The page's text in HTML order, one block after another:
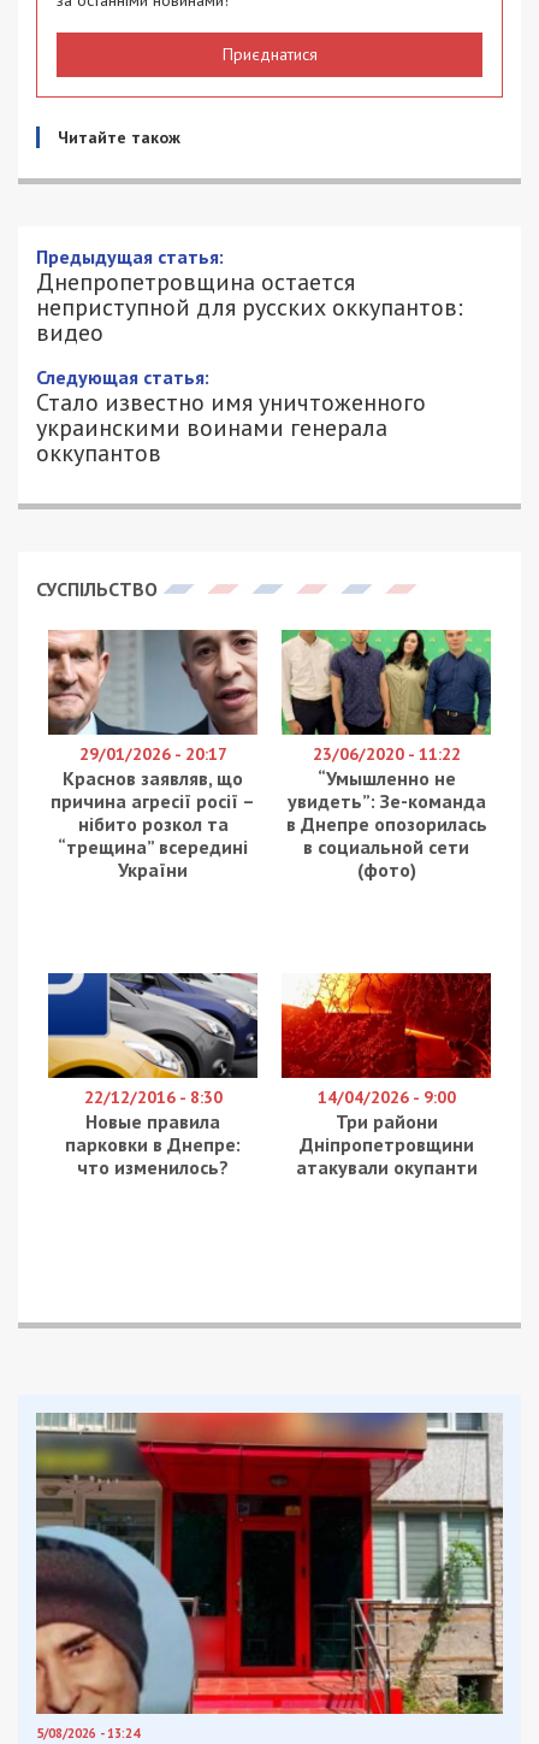
Приєднатися
Читайте також
Днепропетровщина остается
неприступной для русских оккупантов:
видео
15/03/2022 - 16:48
АЛЕКСЕЙ ВАЛЕНКО - СПЕЦИАЛЬНО
ДЛЯ 49000.COM.UA
остается неприступной для русских оккупантов.
фронта – северный, южный и зону ООС. Об этом
Днепра Геннадий Корбан.
По его словам, ситуация в регионе стабильна –
Днепропетровщина имела больше всех времени,
чтобы укрепить свои позиции. Помимо того, на
территории нашей области сконцентрировано
большое количество войск, надежно работает
противовоздушная оборона. Кроме всего
прочего, Днепро выполняет роль гуманитарного
хаба, через который курсируют беженцы в
достаточный контингент войск. Вы видите, что
работает также ПВО, сбивающая вражеские ракеты.
Так что могу выразить на этот счет определенный
оптимизм. Мы делаем все, чтобы надежно защитить
область и фронты, чтобы враг не смог перерезать
коммуникации между нашими войсками, а мы могли
снабжать людей продуктами и медикаментами, –
заявил Корбан.
Facebook
Telegram
Twitter
WhatsApp
ViberEmail
Категории: Суспільство| Метки:война с
Россией
Рекламні блоки дають нам змогу
залишатися незалежними ЗМІ, а вам -
отримувати найсвіжіші новини під ними.
Приєднуйтесь також до 49000 в Google News. Слідкуйте